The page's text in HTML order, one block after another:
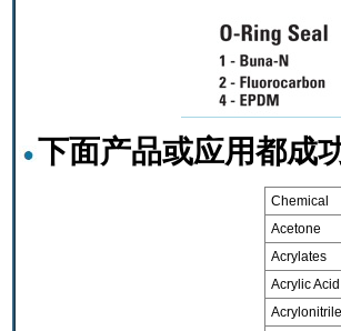
下面产品或应用都成
Chemical
Acetone
Acrylates
Acrylic Acid
Acrylonitrile